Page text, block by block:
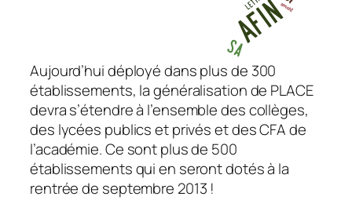
Aujourd’hui déployé dans plus de 300
établissements, la généralisation de PLACE
devra s’étendre à l’ensemble des collèges,
des lycées publics et privés et des CFA de
l’académie. Ce sont plus de 500
établissements qui en seront dotés à la
rentrée de septembre 2013 !